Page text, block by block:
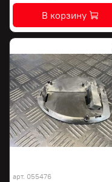
В корзину
арт. 055476